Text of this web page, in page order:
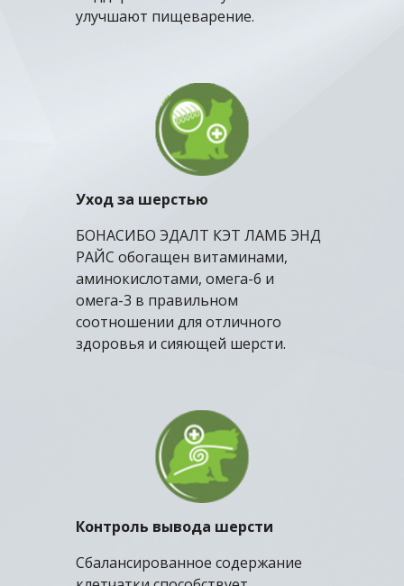
улучшают пищеварение.
Уход за шерстью
БОНАСИБОЭДАЛТ КЭТЛАМБ ЭНД
РАЙС обогащен витаминами,
аминокислотами, омега-6 и
омега-3 в правильном
соотношении для отличного
здоровья и сияющей шерсти.
Контроль вывода шерсти
Сбалансированное содержание